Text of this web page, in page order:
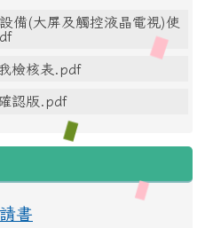
備(大屏及觸控液晶電視)使
檢核表.pdf
認版.pdf
書